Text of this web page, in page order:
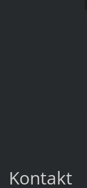
Kontakt